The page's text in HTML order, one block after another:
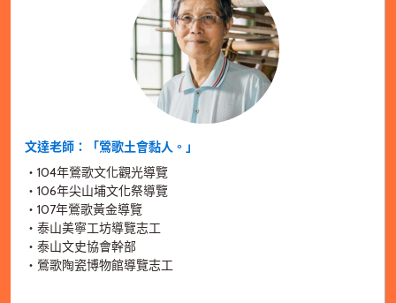
文達老師：「鶯歌土會黏人。」
・104年鶯歌文化觀光導覽
・106年尖山埔文化祭導覽
・107年鶯歌黃金導覽
・泰山美寧工坊導覽志工
・泰山文史協會幹部
・鶯歌陶瓷博物館導覽志工